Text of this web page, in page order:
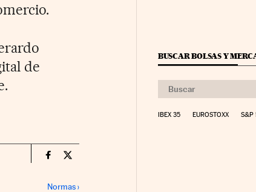
de
Territorio Pyme Cinco Días en Facebook
Territorio Pyme Cinco Días en Twitter
Normas›
BUSCAR BOLSAS Y
IBEX 35 EUROSTOXX S&P